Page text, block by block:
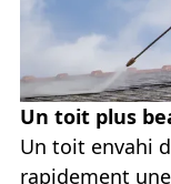
Un toit plus
Un toit envahi
rapidement